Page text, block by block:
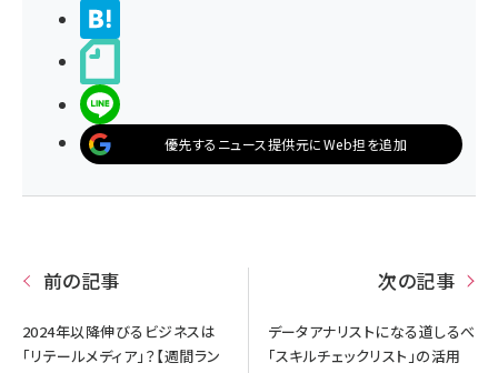
優先するニュース提供元にWeb担を追加
前の記事
2024年以降伸びるビジネスは
「リテールメディア」？【週間ラン
次の記事
データアナリストになる道しるべ
「スキルチェックリスト」の活用